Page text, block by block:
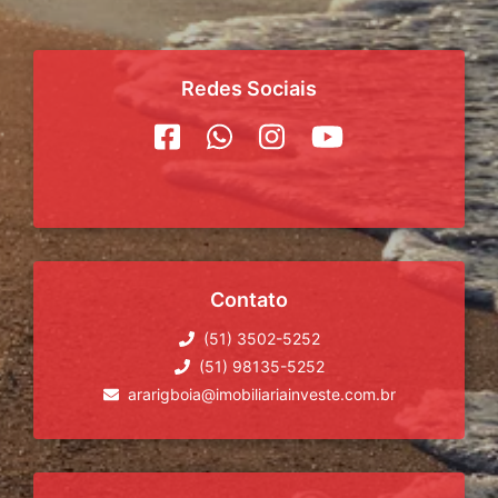
Redes Sociais
Contato
(51) 3502-5252
(51) 98135-5252
ararigboia@imobiliariainveste.com.br